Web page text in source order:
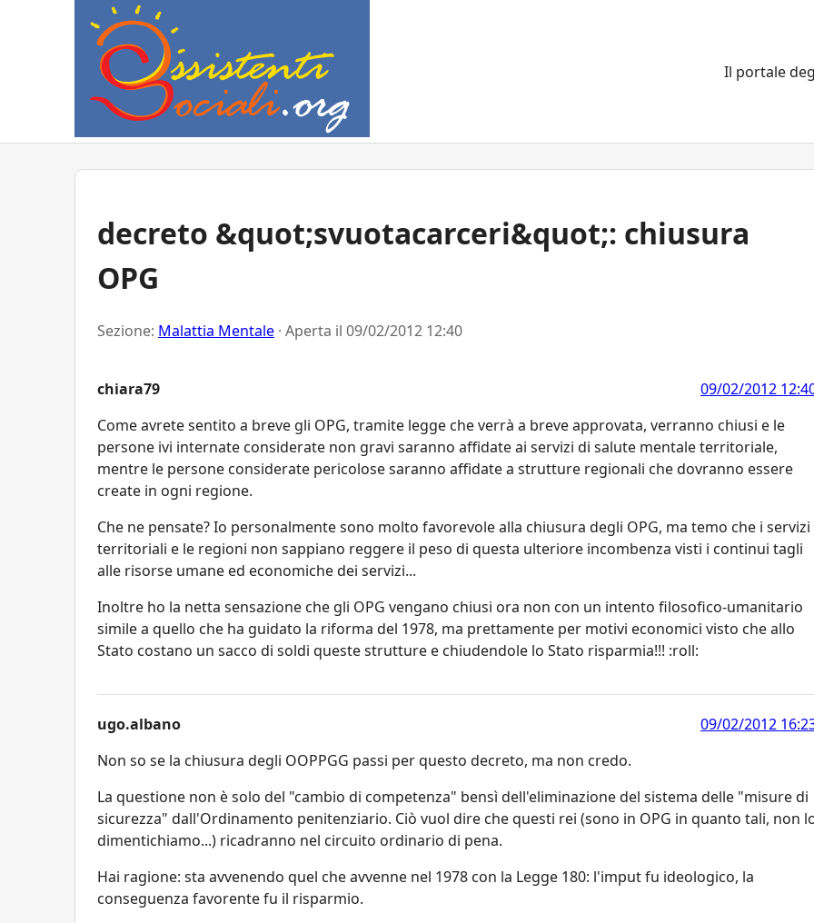
Il portale
decreto &quot;svuotacarceri&quot;: chiusura
OPG
Sezione: Malattia Mentale · Aperta il 09/02/2012 12:40
chiara79
09/02/2012
Come avrete sentito a breve gli OPG, tramite legge che verrà a breve approvata, verranno chiusi e le
persone ivi internate considerate non gravi saranno affidate ai servizi di salute mentale territoriale,
mentre le persone considerate pericolose saranno affidate a strutture regionali che dovranno essere
create in ogni regione.
Che ne pensate? Io personalmente sono molto favorevole alla chiusura degli OPG, ma temo che i servizi
territoriali e le regioni non sappiano reggere il peso di questa ulteriore incombenza visti i continui tagli
alle risorse umane ed economiche dei servizi...
Inoltre ho la netta sensazione che gli OPG vengano chiusi ora non con un intento filosofico-umanitario
simile a quello che ha guidato la riforma del 1978, ma prettamente per motivi economici visto che allo
Stato costano un sacco di soldi queste strutture e chiudendole lo Stato risparmia!!! :roll:
ugo.albano
09/02/2012
Non so se la chiusura degli OOPPGG passi per questo decreto, ma non credo.
La questione non è solo del "cambio di competenza" bensì dell'eliminazione del sistema delle "misure di
sicurezza" dall'Ordinamento penitenziario. Ciò vuol dire che questi rei (sono in OPG in quanto tali, non
dimentichiamo...) ricadranno nel circuito ordinario di pena.
Hai ragione: sta avvenendo quel che avvenne nel 1978 con la Legge 180: l'imput fu ideologico, la
conseguenza favorente fu il risparmio.